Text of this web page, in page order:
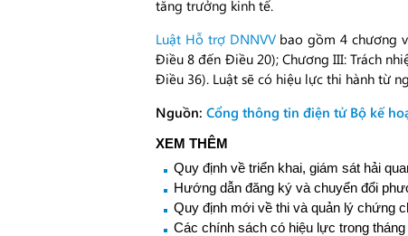
tăng trưởng kinh tế.
Luật Hỗ trợ DNNVVbao gồm 4 chương
Điều 8 đến Điều 20); Chương III: Trách
Điều 36). Luật sẽ có hiệu lực thi hành từ
Nguồn: Cổng thông tin điện tử Bộ kế
XEM THÊM
Quy định về triển khai, giám sát hải
Hướng dẫn đăng ký và chuyển đổi
Quy định mới về thi và quản lý chứng
Các chính sách có hiệu lực trong tháng